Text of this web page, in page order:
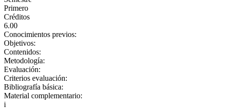
Primero
Créditos
6.00
Conocimientos previos:
Objetivos:
Contenidos:
Metodología:
Evaluación:
Criterios evaluación:
Bibliografía básica:
Material complementario:
i